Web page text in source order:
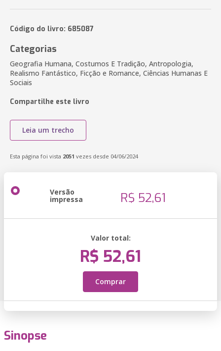
Código do livro: 685087
Categorias
Geografia Humana, Costumos E Tradição, Antropologia,
Realismo Fantástico, Ficção e Romance, Ciências Humanas E
Sociais
Compartilhe este livro
Leia um trecho
Esta página foi vista 2051 vezes desde 04/06/2024
Versão
impressa R$ 52,61
Valor total:
R$ 52,61
Comprar
Sinopse